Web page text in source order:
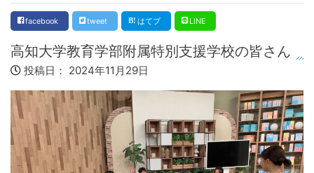
facebook tweet はてブ LINE
高知大学教育学部附属特別支援学校の皆さん
投稿日： 2024年11月29日